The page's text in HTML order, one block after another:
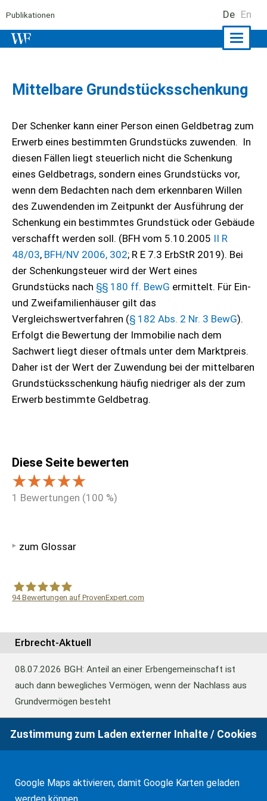
Publikationen De En
Mittelbare Grundstücksschenkung
Der Schenker kann einer Person einen Geldbetrag zum
Erwerb eines bestimmten Grundstücks zuwenden. In
diesen Fällen liegt steuerlich nicht die Schenkung
eines Geldbetrags, sondern eines Grundstücks vor,
wenn dem Bedachten nach dem erkennbaren Willen
des Zuwendenden im Zeitpunkt der Ausführung der
Schenkung ein bestimmtes Grundstück oder Gebäude
verschafft werden soll. (BFH vom 5.10.2005 II R
48/03, BFH/NV 2006, 302; R E 7.3 ErbStR 2019). Bei
der Schenkungsteuer wird der Wert eines
Grundstücks nach §§ 180 ff. BewG ermittelt. Für Ein-
und Zweifamilienhäuser gilt das
Vergleichswertverfahren (§ 182 Abs. 2 Nr. 3 BewG).
Erfolgt die Bewertung der Immobilie nach dem
Sachwert liegt dieser oftmals unter dem Marktpreis.
Daher ist der Wert der Zuwendung bei der mittelbaren
Grundstücksschenkung häufig niedriger als der zum
Erwerb bestimmte Geldbetrag.
Diese Seite bewerten
1 Bewertungen (100 %)
zum Glossar
94Bewertungen auf ProvenExpert.com
Erbrecht-Aktuell
08.07.2026 BGH: Anteil an einer Erbengemeinschaft ist
auch dann bewegliches Vermögen, wenn der Nachlass aus
Grundvermögen besteht
BFH: Abweichende Festsetzung aus
Zustimmung zum Laden externer Inhalte / Cookies
Google Maps aktivieren, damit Google Karten geladen